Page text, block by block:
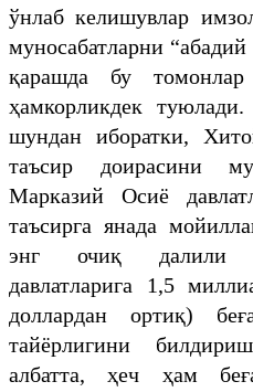
ўнлаб келишувлар
муносабатларни
қарашда бу томонлар
ҳамкорликдек
шундан иборатки,
таъсир доирасини
Марказий Осиё
таъсирга янада
энг очиқ далили
давлатларига 1,5
доллардан ортиқ)
тайёрлигини
албатта, ҳеч ҳам